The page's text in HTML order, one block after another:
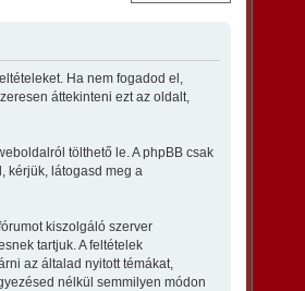
Ha nem fogadod el,
áttekinteni ezt az oldalt,
tölthető le. A phpBB csak
kérjük, látogasd meg a
kiszolgáló szerver
tartjuk. A feltételek
az általad nyitott témákat,
nélkül semmilyen módon